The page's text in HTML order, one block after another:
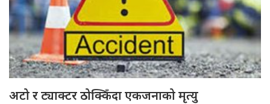
अटो र ट्याक्टर ठोक्किँदा एकजनाको मृत्यु